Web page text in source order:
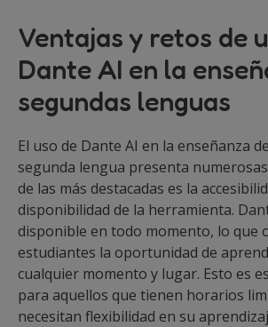
Ventajas y retos de
Dante AI en la
segundas lenguas
El uso de Dante AI en la enseñanza
segunda lengua presenta
de las más destacadas es la
disponibilidad de la herramienta.
disponible en todo momento, lo que
estudiantes la oportunidad de
cualquier momento y lugar. Esto es
para aquellos que tienen horarios
necesitan flexibilidad en su